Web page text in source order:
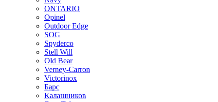
ONTARIO
Opinel
Outdoor Edge
SOG
Spyderco
Stell Will
Old Bear
Verney-Carron
Victorinox
Барс
Калашников